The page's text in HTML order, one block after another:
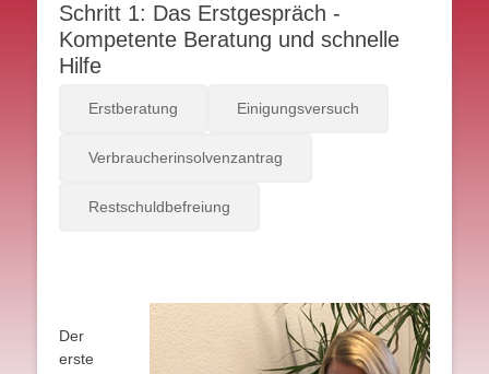
Schritt 1: Das Erstgespräch -
Kompetente Beratung und schnelle
Hilfe
Erstberatung Einigungsversuch
Verbraucherinsolvenzantrag
Restschuldbefreiung
Der
erste